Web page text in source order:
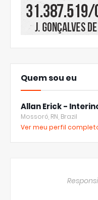
Quem sou eu
Allan Erick -
Mossoró, RN, Brazil
Ver meu perfil